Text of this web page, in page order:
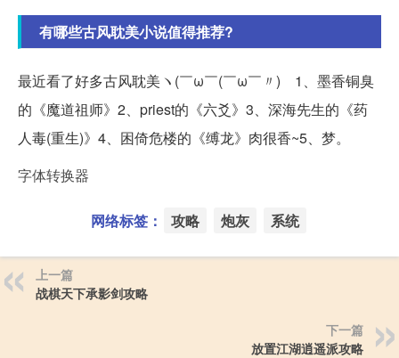
有哪些古风耽美小说值得推荐?
最近看了好多古风耽美ヽ(￣ω￣(￣ω￣〃)ゝ1、墨香铜臭
的《魔道祖师》2、priest的《六爻》3、深海先生的《药
人毒(重生)》4、困倚危楼的《缚龙》肉很香~5、梦。
字体转换器
网络标签： 攻略 炮灰 系统
上一篇
战棋天下承影剑攻略
下一篇
放置江湖逍遥派攻略